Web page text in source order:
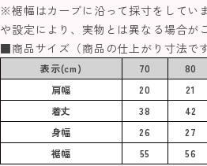
※裾幅はカーブに沿って採寸をしてい
や設定により、実物とは異なる場合が
■商品サイズ（商品の仕上がり寸法です
表示(cm) 70 80
肩幅
20 21
着丈
38 42
身幅
26 27
裾幅
55 56